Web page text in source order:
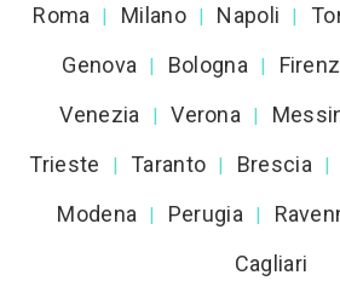
Roma | Milano | Napoli |
Genova | Bologna |
Venezia | Verona |
Trieste | Taranto | Brescia |
Modena | Perugia |
Cagliari